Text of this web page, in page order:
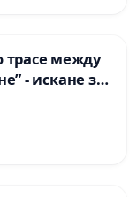
между
- искане за